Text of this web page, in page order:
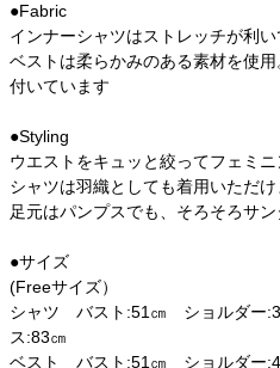
●Fabric
インナーシャツはストレッチが利
ベストは柔らかみのある素材を使
付いています
●Styling
ウエストをキュッと絞ってフェミ
シャツは羽織としても着用いただけ
足元はパンプスでも、そろそろサ
●サイズ
(Freeサイズ）
シャツ バスト:51㎝ ショルダー
ス:83㎝
ベスト バスト:51㎝ ショルダー